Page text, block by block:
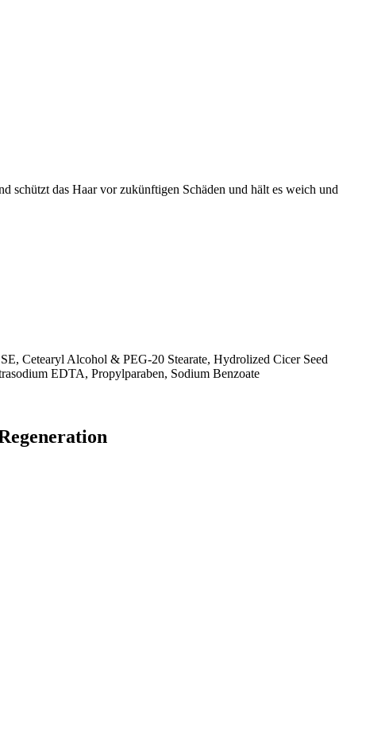
schützt das Haar vor zukünftigen Schäden und hält es weich und
Cetearyl Alcohol & PEG-20 Stearate, Hydrolized Cicer Seed
EDTA, Propylparaben, Sodium Benzoate